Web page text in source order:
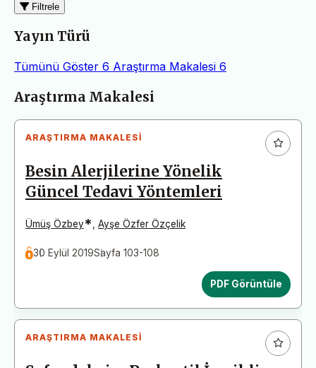
Filtrele
Yayın Türü
Tümünü Göster 6 Araştırma Makalesi 6
Makaleler
Araştırma Makalesi
ARAŞTIRMA MAKALESI
Besin Alerjilerine Yönelik
Güncel Tedavi Yöntemleri
Ümüş Özbey* Ayşe Özfer Özçelik
30 Eylül 2019Sayfa 103-108
PDF Görüntüle
ARAŞTIRMA MAKALESI